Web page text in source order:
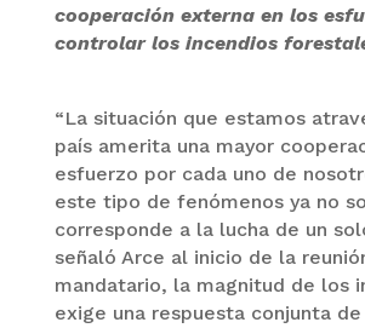
cooperación externa en los
controlar los incendios
“La situación que estamos
país amerita una mayor
esfuerzo por cada uno de
este tipo de fenómenos ya no
corresponde a la lucha de un
señaló Arce al inicio de la
mandatario, la magnitud de los
exige una respuesta conjunta